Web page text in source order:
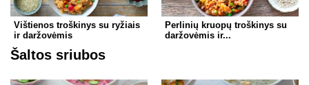
Vištienos troškinys su ryžiais
ir daržovėmis
Perlinių kruopų troškinys su
daržovėmis ir...
Šaltos sriubos